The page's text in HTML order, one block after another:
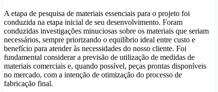
A etapa de pesquisa de materiais essenciais para o projeto foi
conduzida na etapa inicial de seu desenvolvimento. Foram
conduzidas investigações minuciosas sobre os materiais que seriam
necessários, sempre priorizando o equilíbrio ideal entre custo e
benefício para atender às necessidades do nosso cliente. Foi
fundamental considerar a previsão de utilização de medidas de
materiais comerciais e, quando possível, peças prontas disponíveis
no mercado, com a intenção de otimização do processo de
fabricação final.